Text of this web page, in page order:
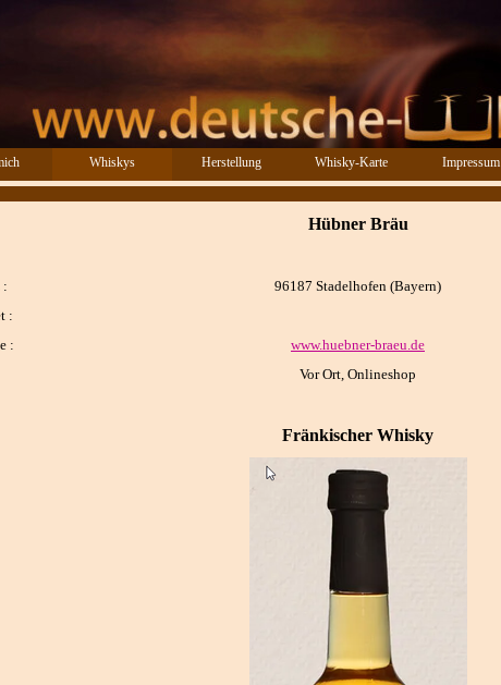
Menü überspringen
Whiskys ▼
Herstellung Whisky-Karte Impressum
Hübner Bräu
:
96187 Stadelhofen (Bayern)
:
:
www.huebner-braeu.de
Vor Ort, Onlineshop
Fränkischer Whisky